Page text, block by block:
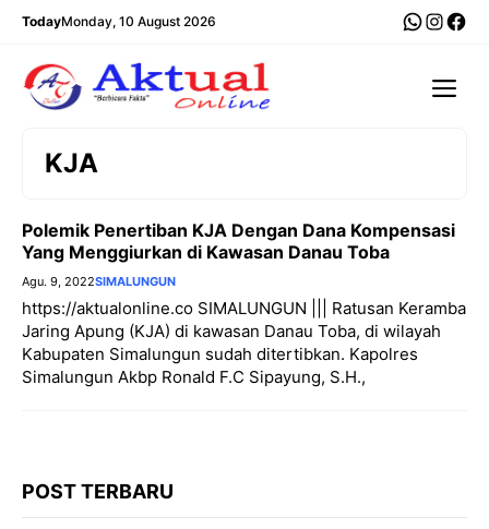
Langsung
TodayMonday, 10 August 2026
KJA
Polemik Penertiban KJA Dengan Dana Kompensasi
Yang Menggiurkan di Kawasan Danau Toba
Agu. 9, 2022SIMALUNGUN
https://aktualonline.co SIMALUNGUN ||| Ratusan Keramba
Jaring Apung (KJA) di kawasan Danau Toba, di wilayah
Kabupaten Simalungun sudah ditertibkan. Kapolres
Simalungun Akbp Ronald F.C Sipayung, S.H.,
POST TERBARU